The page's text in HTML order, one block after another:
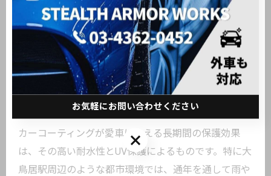
愛車を守るカーコーティングの持続
性とその効果
長期間の保護の理由
カーコーティングが愛車に与える長期間の保護効果
は、その高い耐水性とUV保護によるものです。特に大
鳥居駅周辺のような都市環境では、通年を通して雨や
お気軽にお問い合わせください
お気軽にお問い合わせください